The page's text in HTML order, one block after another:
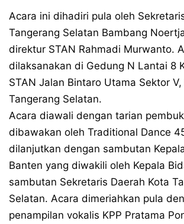
Acara ini dihadiri pula oleh
Tangerang Selatan Bambang
direktur STAN Rahmadi Murwanto.
dilaksanakan di Gedung N Lantai 8
STAN Jalan Bintaro Utama Sektor
Tangerang Selatan.
Acara diawali dengan tarian
dibawakan oleh Traditional Dance
dilanjutkan dengan sambutan
Banten yang diwakili oleh Kepala
sambutan Sekretaris Daerah Kota
Selatan. Acara dimeriahkan pula
penampilan vokalis KPP Pratama